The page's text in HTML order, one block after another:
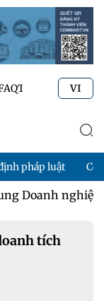
Tư vấn kỹ thuật
VI
pháp luật
Doanh nghiệp
tích